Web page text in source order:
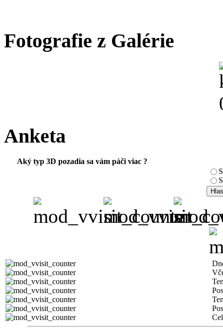
Fotografie z Galérie
Anketa
Aký typ 3D pozadia sa vám páči viac ?